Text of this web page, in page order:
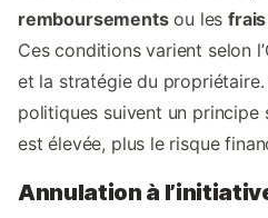
remboursementsou lesfrais
Ces conditions varient selon
et la stratégie du
politiques suivent un principe
est élevée, plus le risque
Annulation à